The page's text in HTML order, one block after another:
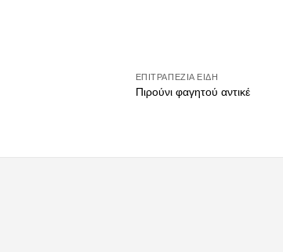
ΕΠΙΤΡΑΠΈΖΙΑ ΕΊΔΗ
Πιρούνι φαγητού αντικέ